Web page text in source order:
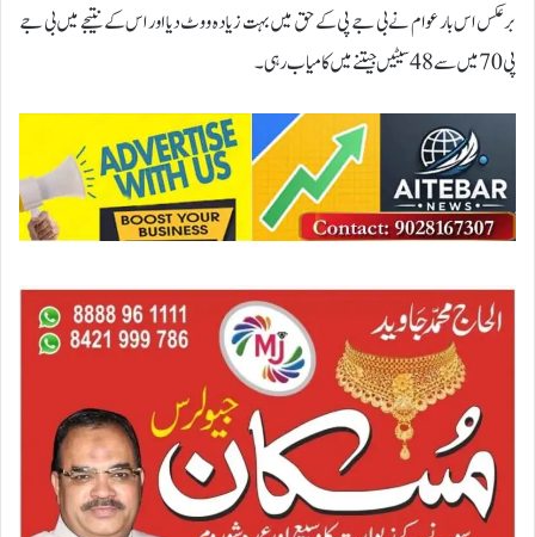
برعکس اس بار عوام نے بی جے پی کے حق میں بہت زیادہ ووٹ دیا اور اس کے نتیجے میں بی جے
پی 70 میں سے 48 سیٹیں جیتنے میں کامیاب رہی۔